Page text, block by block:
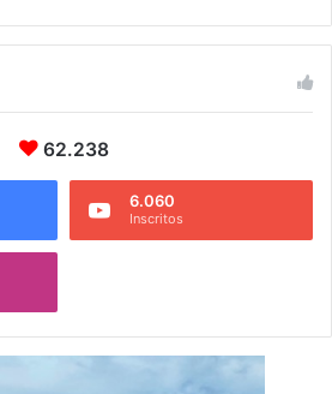
62.238
6.060
Inscritos